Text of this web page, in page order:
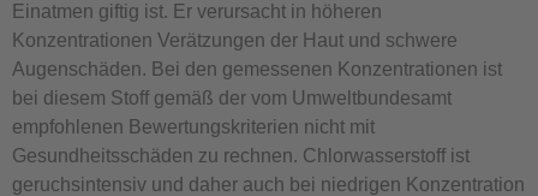
Einatmen giftig ist. Er verursacht in höheren
Konzentrationen Verätzungen der Haut und schwere
Augenschäden. Bei den gemessenen Konzentrationen ist
bei diesem Stoff gemäß der vom Umweltbundesamt
empfohlenen Bewertungskriterien nicht mit
Gesundheitsschäden zu rechnen. Chlorwasserstoff ist
geruchsintensiv und daher auch bei niedrigen Konzentration